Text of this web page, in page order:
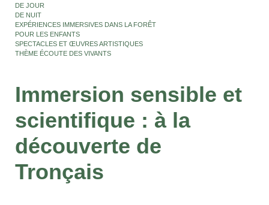
DE JOUR
DE NUIT
EXPÉRIENCES IMMERSIVES DANS LA FORÊT
POUR LES ENFANTS
SPECTACLES ET ŒUVRES ARTISTIQUES
THÈME ÉCOUTE DES VIVANTS
Immersion sensible et
scientifique : à la
découverte de
Tronçais